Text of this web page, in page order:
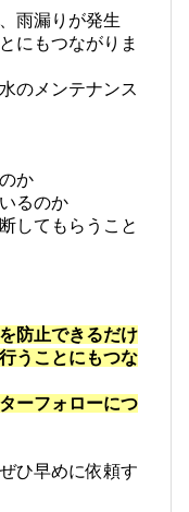
雨漏りが発生
にもつながりま
のメンテナンス
か
るのか
してもらうこと
防止できるだけ
うことにもつな
ーフォローにつ
ひ早めに依頼す